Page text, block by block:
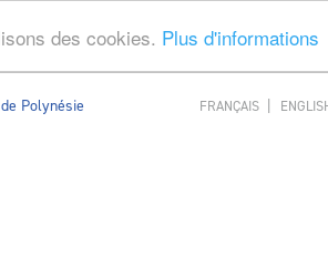
des cookies. Plus d'informations
Polynésie FRANÇAIS |